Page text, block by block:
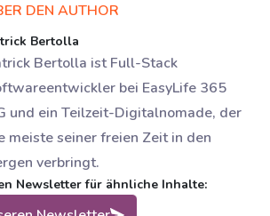
DEN AUTHOR
Bertolla
Bertolla ist Full-Stack
bei EasyLife 365
und ein Teilzeit-Digitalnomade, der
meiste seiner freien Zeit in den
verbringt.
Newsletter für ähnliche Inhalte: